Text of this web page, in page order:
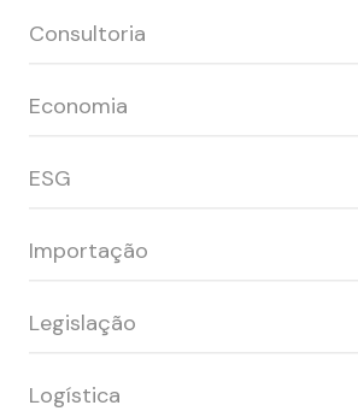
Consultoria
Economia
ESG
Importação
Legislação
Logística